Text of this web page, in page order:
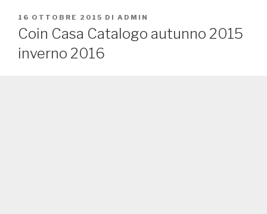
PUBBLICATO
IL
16 OTTOBRE 2015 DI ADMIN
Coin Casa Catalogo autunno 2015
inverno 2016